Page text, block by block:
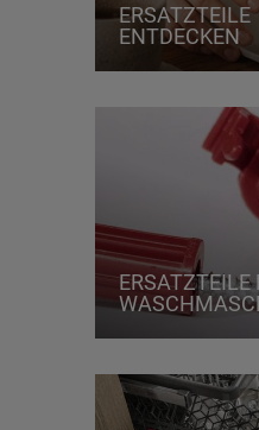
ERSATZTEILE
ENTDECKEN
ERSATZTEILE